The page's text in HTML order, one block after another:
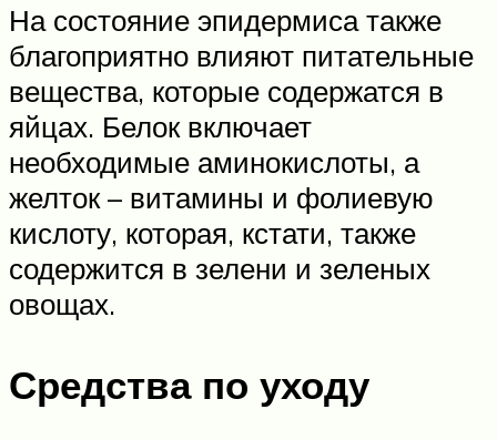
На состояние эпидермиса также
благоприятно влияют питательные
вещества, которые содержатся в
яйцах. Белок включает
необходимые аминокислоты, а
желток – витамины и фолиевую
кислоту, которая, кстати, также
содержится в зелени и зеленых
овощах.
Средства по уходу